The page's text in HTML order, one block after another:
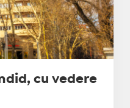
cu vedere